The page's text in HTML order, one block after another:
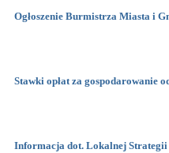
Ogłoszenie Burmistrza Miasta i
Stawki opłat za gospodarowanie
Informacja dot. Lokalnej